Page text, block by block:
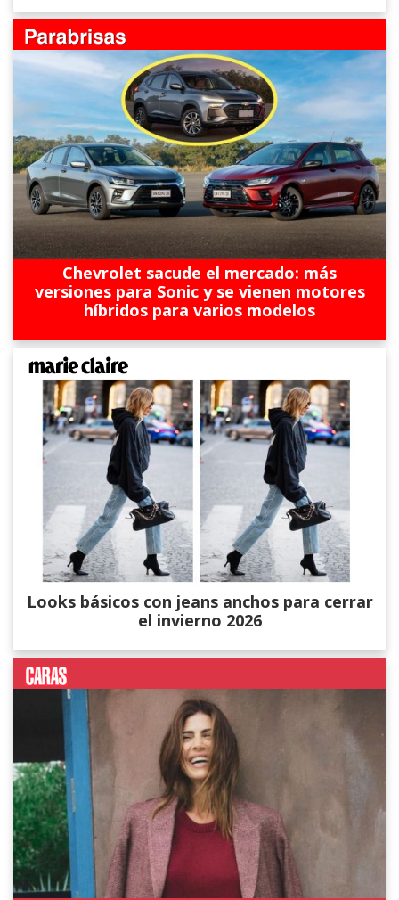
Chevrolet sacude el mercado: más
versiones para Sonic y se vienen motores
híbridos para varios modelos
Looks básicos con jeans anchos para cerrar
el invierno 2026